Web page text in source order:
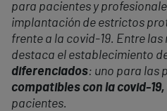
para pacientes y
implantación de estrictos
frente a la covid-19. Entre
destaca el establecimiento
diferenciados: uno para las
compatibles con la covid-19,
pacientes.